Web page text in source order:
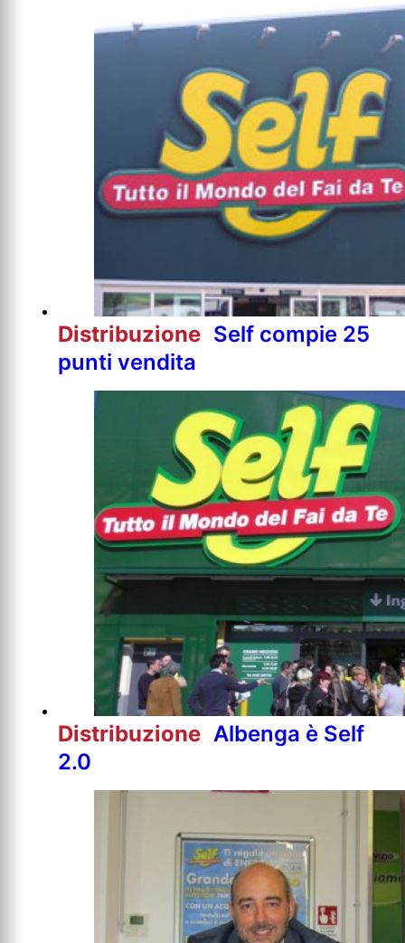
Distribuzione Self compie 25
punti vendita
Distribuzione Albenga è Self
2.0